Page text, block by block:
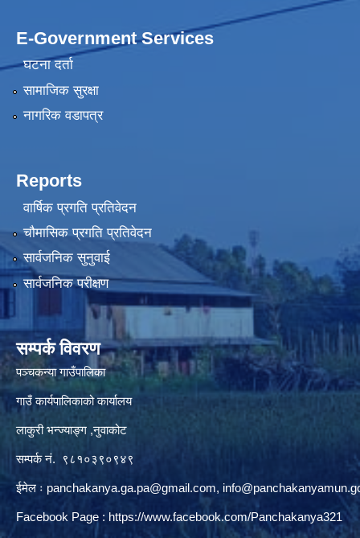
E-Government Services
घटना दर्ता
सामाजिक सुरक्षा
नागरिक वडापत्र
Reports
वार्षिक प्रगति प्रतिवेदन
चौमासिक प्रगति प्रतिवेदन
सार्वजनिक सुनुवाई
सार्वजनिक परीक्षण
सम्पर्क विवरण
पञ्‍चकन्या गाउँपालिका
गाउँ कार्यपालिकाको कार्यालय
लाकुरी भन्ज्याङ्ग ,नुवाकोट
सम्पर्क नं. ९८१०३९०९४९
ईमेल ः panchakanya.ga.pa@gmail.com,
Facebook Page : https://www.facebook.com/Panchakanya321